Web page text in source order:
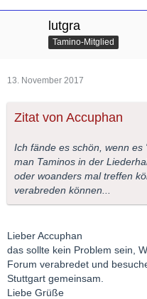
lutgra
Tamino-Mitglied
13. November 2017
Zitat von Accuphan
Ich fände es schön, wenn
man Taminos in der
oder woanders mal treffen
verabreden können...
Lieber Accuphan
das sollte kein Problem sein,
Forum verabredet und
Stuttgart gemeinsam.
Liebe Grüße